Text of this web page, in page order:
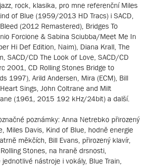
rock, klasika, pro mne referenční Miles
of Blue (1959/2013 HD Tracs) i SACD,
(2012 Remastered), Bridges To
Forcione & Sabina Sciubba/Meet Me In
Hi Def Edition, Naim), Diana Krall, The
SACD/CD The Look of Love, SACD/CD
2001, CD Rolling Stones Bridge to
1997), Arild Andersen, Mira (ECM), Bill
Sings, John Coltrane and Milt
(1961, 2015 192 kHz/24bit) a další.
poznámky: Anna Netrebko přirozený
Miles Davis, Kind of Blue, hodně energie
měkčích, Bill Evans, přirozený klavír,
Stones, na hraně drsnosti,
nástroje i vokály, Blue Train,